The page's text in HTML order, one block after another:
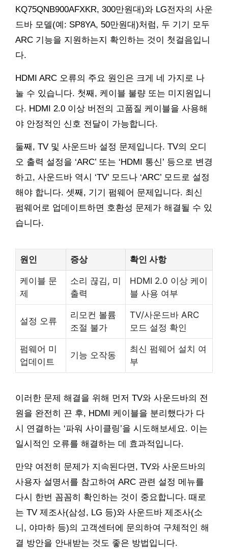
KQ75QNB900AFXKR, 300만원대)와 LG전자의 사운
드바 모델(예: SP8YA, 50만원대)처럼, 두 기기 모두
ARC 기능을 지원하는지 확인하는 것이 첫걸음입니
다.
HDMI ARC 오류의 주요 원인은 크게 네 가지로 나
눌 수 있습니다. 첫째, 케이블 불량 또는 미지원입니
다. HDMI 2.0 이상 버전의 고품질 케이블을 사용해
야 안정적인 신호 전달이 가능합니다.
둘째, TV 및 사운드바 설정 문제입니다. TV의 오디
오 출력 설정을 ‘ARC’ 또는 ‘HDMI 통신’ 등으로 변경
하고, 사운드바 역시 ‘TV’ 모드나 ‘ARC’ 모드로 설정
해야 합니다. 셋째, 기기 펌웨어 문제입니다. 최신
펌웨어로 업데이트하면 호환성 문제가 해결될 수 있
습니다.
원인 증상 확인 사항
케이블 문
제
소리 끊김, 미
출력
HDMI 2.0 이상 케이
블 사용 여부
설정 오류
리모컨 볼륨
조절 불가
TV/사운드바 ARC
모드 설정 확인
펌웨어 미
업데이트
기능 오작동
최신 펌웨어 설치 여
부
이러한 문제 해결을 위해 먼저 TV와 사운드바의 전
원을 완전히 끈 후, HDMI 케이블을 분리했다가 다
시 연결하는 ‘파워 사이클링’을 시도해보세요. 이는
일시적인 오류를 해결하는 데 효과적입니다.
만약 여전히 문제가 지속된다면, TV와 사운드바의
사용자 설명서를 참고하여 ARC 관련 설정 메뉴를
다시 한번 꼼꼼히 확인하는 것이 중요합니다. 때로
는 TV 제조사(삼성, LG 등)와 사운드바 제조사(소
니, 야마하 등)의 고객센터에 문의하여 구체적인 해
결 방안을 안내받는 것도 좋은 방법입니다.